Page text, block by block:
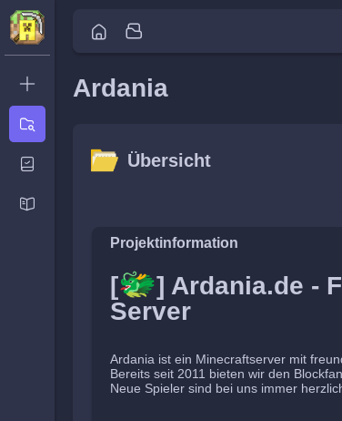
Ardania
Übersicht
Projektinformation
[🐲] Ardania.de -
Server
Ardania ist ein Minecraftserver mit
Bereits seit 2011 bieten wir den
Neue Spieler sind bei uns immer
Neues